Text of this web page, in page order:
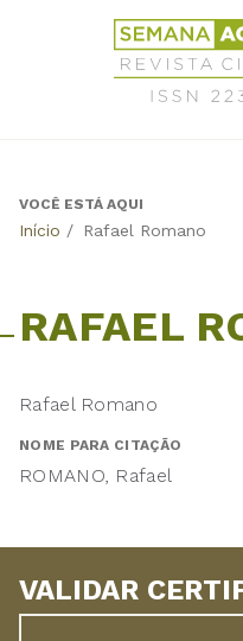
Revista
Científica
Semana
6717
Back
VOCÊ ESTÁ AQUI
Início / Rafael Romano
RAFAEL
Rafael Romano
NOME PARA CITAÇÃO
ROMANO, Rafael
VALIDAR